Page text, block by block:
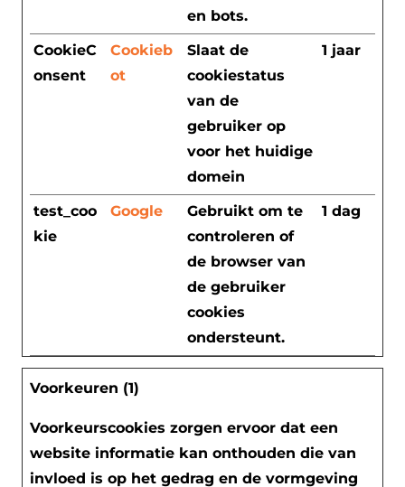
en bots.
CookieC
onsent
Cookieb
ot
Slaat de
cookiestatus
van de
gebruiker op
voor het huidige
domein
1 jaar
test_coo
kie
Google
Gebruikt om te
controleren of
de browser van
de gebruiker
cookies
ondersteunt.
1 dag
Voorkeuren (1)
Voorkeurscookies zorgen ervoor dat een
website informatie kan onthouden die van
invloed is op het gedrag en de vormgeving